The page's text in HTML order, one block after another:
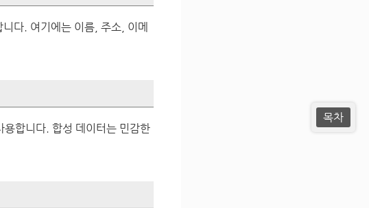
다. 여기에는 이름, 주소, 이메
합니다. 합성 데이터는 민감한
목차